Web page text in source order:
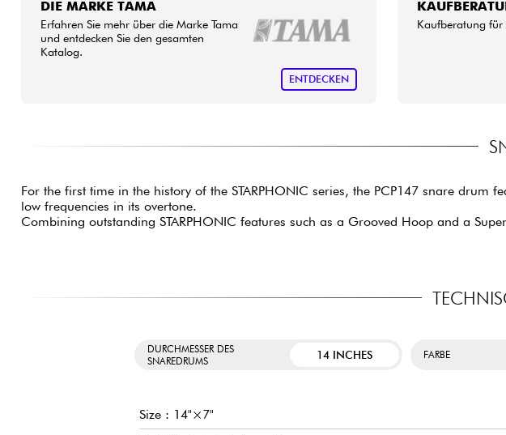
DIE MARKE TAMA
Erfahren Sie mehr über die Marke Tama
und entdecken Sie den gesamten
Katalog.
ENTDECKEN
Kaufberatung für
For the first time in the history of the STARPHONIC series, the PCP147 snare
low frequencies in its overtone.
Combining outstanding STARPHONIC features such as a Grooved Hoop and a
DURCHMESSER DES
SNAREDRUMS
14 INCHES FARBE
Size : 14"×7"